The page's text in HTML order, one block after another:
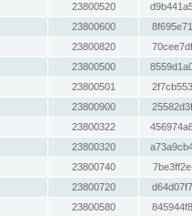
23800520
23800600
23800820
23800500
23800501
23800900
23800322
23800320
23800740
23800720
23800580